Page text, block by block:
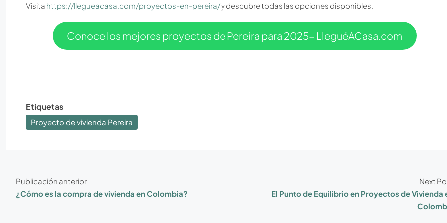
Visita https://llegueacasa.com/proyectos-en-pereira/y descubre todas las opciones disponibles.
Conoce los mejores proyectos de Pereira para 2025- LleguéACasa.com
Etiquetas
Proyecto de vivienda Pereira
Publicación anterior
¿Cómo es la compra de vivienda en Colombia?
Next
El Punto de Equilibrio en Proyectos de Vivienda